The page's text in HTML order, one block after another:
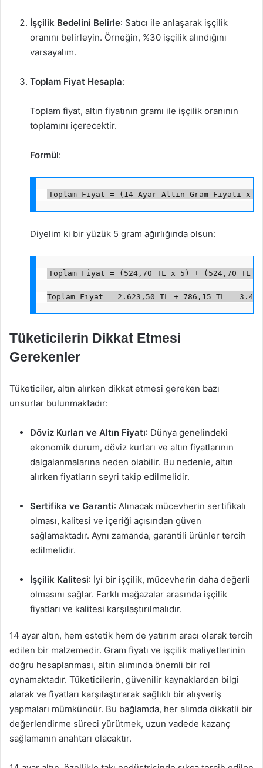
İşçilik Bedelini Belirle: Satıcı ile anlaşarak işçilik
oranını belirleyin. Örneğin, %30 işçilik alındığını
varsayalım.
Toplam Fiyat Hesapla:
Toplam fiyat, altın fiyatının gramı ile işçilik oranının
toplamını içerecektir.
Formül:
Toplam Fiyat = (14 Ayar Altın Gram Fiyatı x
Diyelim ki bir yüzük 5 gram ağırlığında olsun:
Toplam Fiyat = (524,70 TL x 5) + (524,70 TL
Toplam Fiyat = 2.623,50 TL + 786,15 TL =
Tüketicilerin Dikkat Etmesi
Gerekenler
Tüketiciler, altın alırken dikkat etmesi gereken bazı
unsurlar bulunmaktadır:
Döviz Kurları ve Altın Fiyatı: Dünya genelindeki
ekonomik durum, döviz kurları ve altın fiyatlarının
dalgalanmalarına neden olabilir. Bu nedenle, altın
alırken fiyatların seyri takip edilmelidir.
Sertifika ve Garanti: Alınacak mücevherin sertifikalı
olması, kalitesi ve içeriği açısından güven
sağlamaktadır. Aynı zamanda, garantili ürünler tercih
edilmelidir.
İşçilik Kalitesi: İyi bir işçilik, mücevherin daha değerli
olmasını sağlar. Farklı mağazalar arasında işçilik
fiyatları ve kalitesi karşılaştırılmalıdır.
14 ayar altın, hem estetik hem de yatırım aracı olarak tercih
edilen bir malzemedir. Gram fiyatı ve işçilik maliyetlerinin
doğru hesaplanması, altın alımında önemli bir rol
oynamaktadır. Tüketicilerin, güvenilir kaynaklardan bilgi
alarak ve fiyatları karşılaştırarak sağlıklı bir alışveriş
yapmaları mümkündür. Bu bağlamda, her alımda dikkatli bir
değerlendirme süreci yürütmek, uzun vadede kazanç
sağlamanın anahtarı olacaktır.